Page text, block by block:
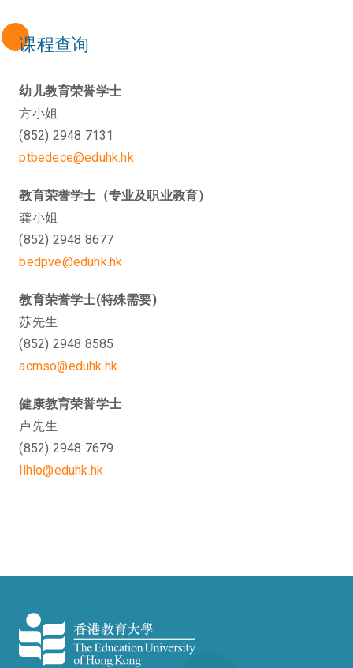
课程查询
幼儿教育荣誉学士
方小姐
(852) 2948 7131
ptbedece@eduhk.hk
教育荣誉学士（专业及职业教育）
龚小姐
(852) 2948 8677
bedpve@eduhk.hk
教育荣誉学士(特殊需要)
苏先生
(852) 2948 8585
acmso@eduhk.hk
健康教育荣誉学士
卢先生
(852) 2948 7679
llhlo@eduhk.hk